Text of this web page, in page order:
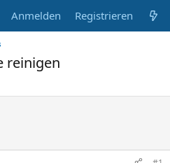
Anmelden Registrieren
reinigen